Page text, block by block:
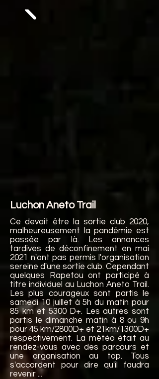
Luchon Aneto Trail
Ce devait être la sortie club 2020,
malheureusement la pandémie est
passée par là. Les annonces
tardives de déconfinement en mai
2021 n'ont pas permis l'organisation
sereine d'une sortie club. Cependant
quelques Rapetou ont participé à
titre individuel au Luchon Aneto Trail.
Les plus courageux sont partis le
samedi 10 juillet à 5h du matin pour
85 km et 5300 D+. Les autres sont
partis le dimanche matin à 8 ou 9h
pour 45 km/2800D+ et 21km/1300D+
respectivement. La météo était au
rendez-vous avec des parcours et
une organisation au top. Tous
s'accordent pour dire qu'il faudra
revenir ...